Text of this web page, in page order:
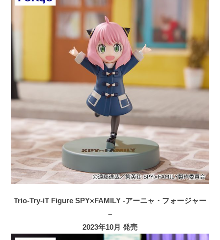
Trio-Try-iT Figure SPY×FAMILY -アーニャ・フォージャー
–
2023年10月 発売